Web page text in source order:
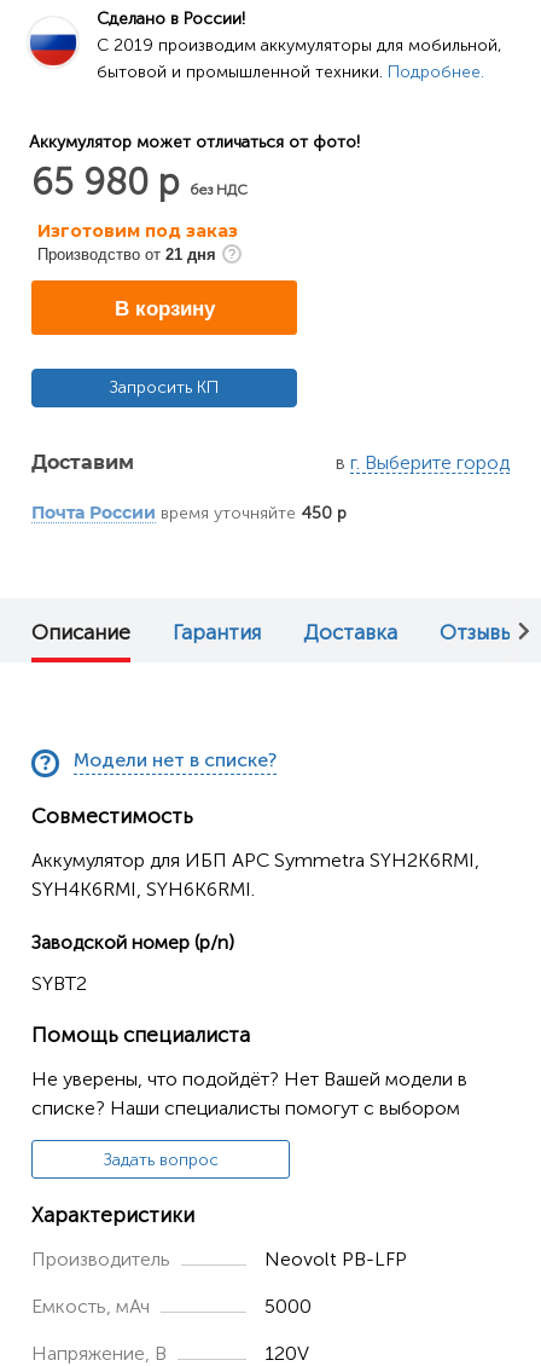
Сделано в России!
C 2019 производим аккумуляторы для мобильной,
бытовой и промышленной техники. Подробнее.
Аккумулятор может отличаться от фото!
65 980 р без НДС
Изготовим под заказ
Производство от 21 дня
В корзину
Запросить КП
Доставим в г. Выберите город
Почта России время уточняйте 450 р
Описание Гарантия Доставка Отзывы (0)
Модели нет в списке?
Совместимость
Аккумулятор для ИБП APC Symmetra SYH2K6RMI,
SYH4K6RMI, SYH6K6RMI.
Заводской номер (p/n)
SYBT2
Помощь специалиста
Не уверены, что подойдёт? Нет Вашей модели в
списке? Наши специалисты помогут с выбором
Задать вопрос
Характеристики
Производитель Neovolt PB-LFP
Емкость, мАч 5000
Напряжение, В 120V